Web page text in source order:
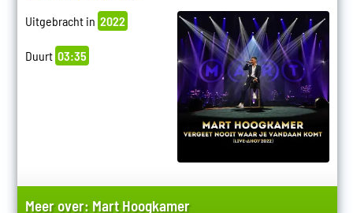
Uitgebracht in 2022
Duurt 03:35
Meer over: Mart Hoogkamer